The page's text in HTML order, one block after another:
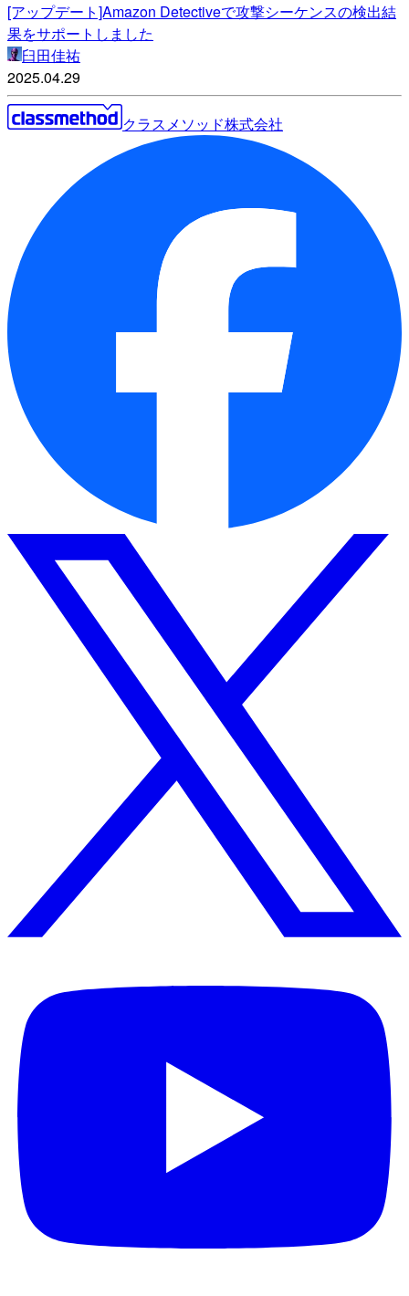
[アップデート]Amazon Detectiveで攻撃シーケンスの検出結
果をサポートしました
臼田佳祐
2025.04.29
クラスメソッド株式会社